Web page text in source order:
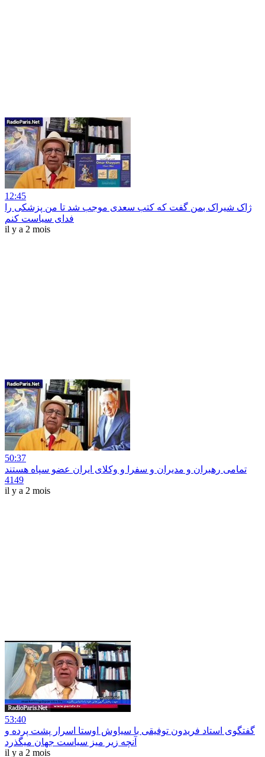
12:45
ژاک شیراک بمن گفت که کتب سعدی موجب شد تا من پزشکی را
فدای سیاست کنم
il y a 2 mois
50:37
تمامی رهبران و مدیران و سفرا و وکلای ایران عضو سپاه هستند
4149
il y a 2 mois
53:40
گفتگوی استاد فریدون توفیقی با سیاوش اوستا اسرار پشت پرده و
آنچه زیر میز سیاست جهان میگذرد
il y a 2 mois